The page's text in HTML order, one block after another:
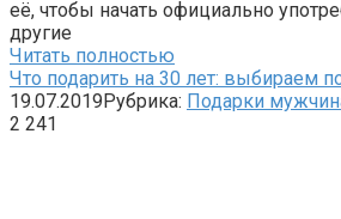
её, чтобы начать официально
другие
Читать полностью
Что подарить на 30 лет: выбираем
19.07.2019Рубрика: Подарки
2 241